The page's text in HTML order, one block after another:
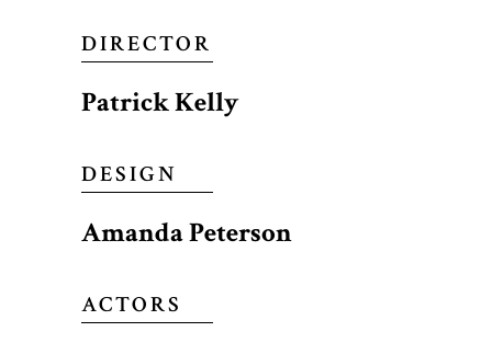
DIRECTOR
Patrick Kelly
DESIGN
Amanda Peterson
ACTORS